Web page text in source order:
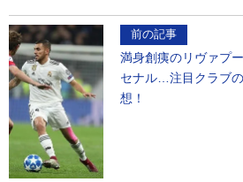
前の記事
満身創痍のリヴァプ
セナル…注目クラブ
想！